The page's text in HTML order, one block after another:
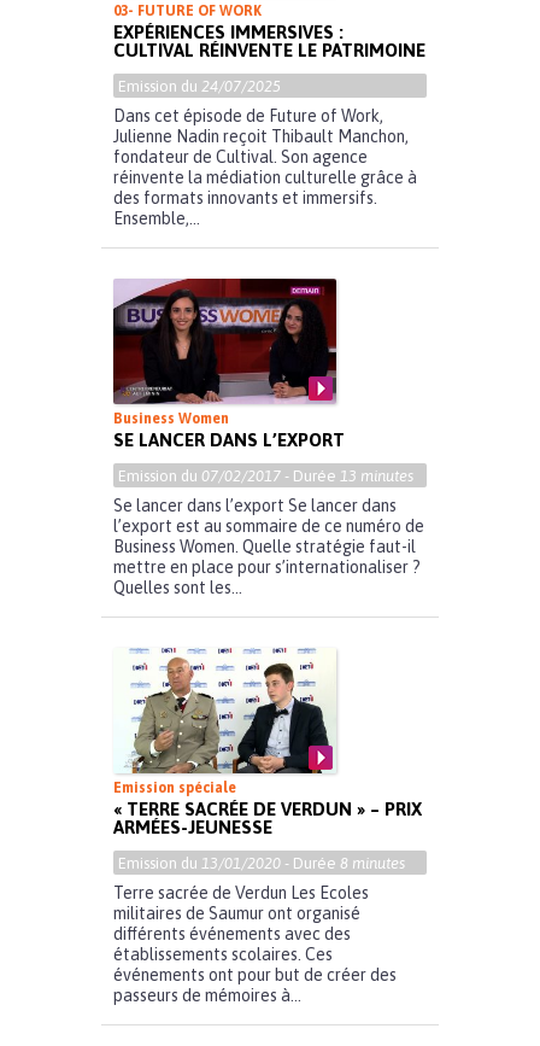
03- FUTURE OF WORK
EXPÉRIENCES IMMERSIVES :
CULTIVAL RÉINVENTE LE PATRIMOINE
Emission du 24/07/2025
Dans cet épisode de Future of Work,
Julienne Nadin reçoit Thibault Manchon,
fondateur de Cultival. Son agence
réinvente la médiation culturelle grâce à
des formats innovants et immersifs.
Ensemble,...
Business Women
SE LANCER DANS L’EXPORT
Emission du 07/02/2017 - Durée 13 minutes
Se lancer dans l’export Se lancer dans
l’export est au sommaire de ce numéro de
Business Women. Quelle stratégie faut-il
mettre en place pour s’internationaliser ?
Quelles sont les...
Emission spéciale
« TERRE SACRÉE DE VERDUN » – PRIX
ARMÉES-JEUNESSE
Emission du 13/01/2020 - Durée 8 minutes
Terre sacrée de Verdun Les Ecoles
militaires de Saumur ont organisé
différents événements avec des
établissements scolaires. Ces
événements ont pour but de créer des
passeurs de mémoires à...